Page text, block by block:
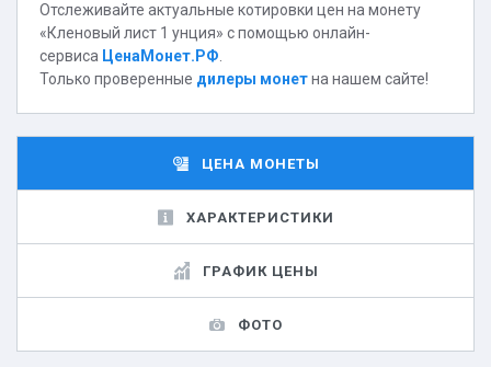
Отслеживайте актуальные котировки цен на монету
«Кленовый лист 1 унция» с помощью онлайн-
сервиса ЦенаМонет.РФ
Только проверенные дилеры монетна нашем сайте!
ЦЕНА МОНЕТЫ
ХАРАКТЕРИСТИКИ
ГРАФИК ЦЕНЫ
ФОТО